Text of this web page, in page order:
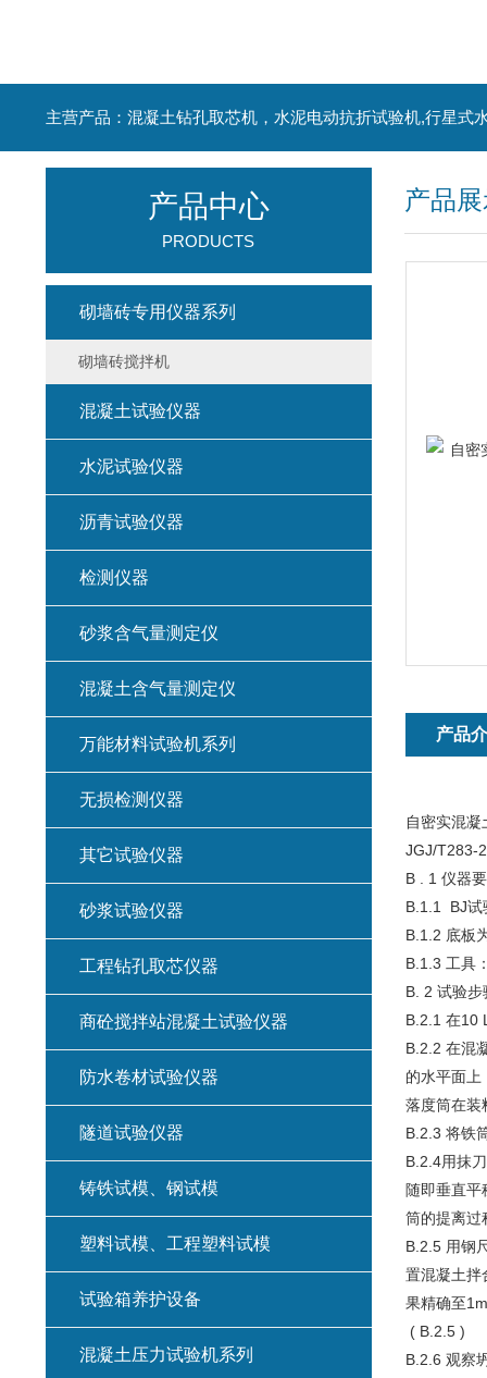
产品
产品
自密实混凝
JGJ/T283-
B . 1 仪器
B.1.1 BJ试
B.1.2 底板
B.1.3 工具
B. 2 试验步
B.2.1 在10
B.2.2 在混
的水平面
落度筒在装
B.2.3 将铁
B.2.4用抹
随即垂直平
筒的提离过
B.2.5 用钢
置混凝土
果精确至
( B.2.5 )
B.2.6 观察
产品中心
PRODUCTS
砌墙砖专用仪器系列
砌墙砖搅拌机
混凝土试验仪器
水泥试验仪器
沥青试验仪器
检测仪器
砂浆含气量测定仪
混凝土含气量测定仪
万能材料试验机系列
无损检测仪器
其它试验仪器
砂浆试验仪器
工程钻孔取芯仪器
商砼搅拌站混凝土试验仪器
防水卷材试验仪器
隧道试验仪器
铸铁试模、钢试模
塑料试模、工程塑料试模
试验箱养护设备
混凝土压力试验机系列